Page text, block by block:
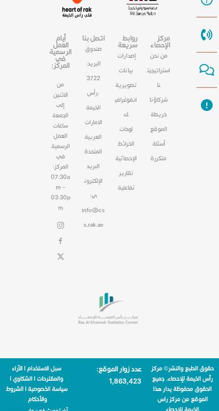
مركز
الإحصاء
من نحن
استراتيجيت
نا
شركاؤنا
خريطة
الموقع
أسئلة
متكررة
روابط
سريعة
إصدارات
بيانات
تصويرية
انفوغرافي
ك
لوحات
الخرائط
الإحصائية
تقارير
تفاعلية
اتصل بنا
صندوق
البريد:
3722
،رأس
الخيمة
الامارات
العربية
المتحدة
البريد
الإلكترون
ي:
info@cs
s.rak.ae
أيام
العمل
الرسمية
في
المركز:
من
الاثنين
إلى
الجمعة
ساعات
العمل
الرسمية
في
المركز:
07:30a
m –
03:30p
m
حقوق الطبع والنشر© مركز
رأس الخيمة للإحصاء. جميع
الحقوق محفوظة يدار هذا
الموقع من مركز راس
الخيمة للإحصاء
عدد زوار الموقع:
1٬863٬423
سبل الاستخدام |الآراء
والمقترحات|الشكاوي|
سياسة الخصوصية|الشروط
والأحكام